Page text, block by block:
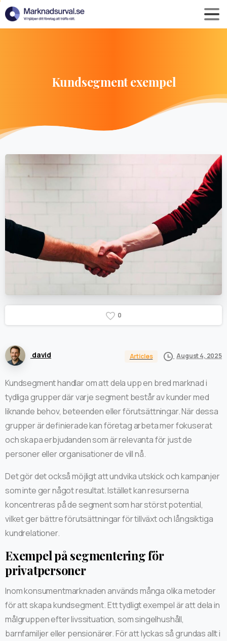
Kundsegmentexempel
0
david Articles August 4, 2025
Kundsegment handlar om att dela upp en bred marknad i
tydliga grupper där varje segment består av kunder med
liknande behov, beteenden eller förutsättningar. När dessa
grupper är definierade kan företag arbeta mer fokuserat
och skapa erbjudanden som är relevanta för just de
personer eller organisationer de vill nå.
Det gör det också möjligt att undvika utskick och kampanjer
som inte ger något resultat. Istället kan resurserna
koncentreras på de segment som har störst potential,
vilket ger bättre förutsättningar för tillväxt och långsiktiga
kundrelationer.
Exempel på segmentering för
privatpersoner
Inom konsumentmarknaden används många olika metoder
för att skapa kundsegment. Ett tydligt exempel är att dela in
målgruppen efter livssituation, som singelhushåll,
barnfamiljer eller pensionärer. För att lyckas så grundas allt i